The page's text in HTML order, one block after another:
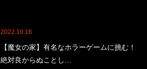
2022.10.16
【魔女の家】有名なホラーゲームに挑む！
絶対良からぬことし…